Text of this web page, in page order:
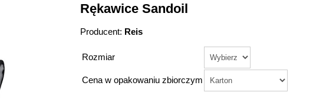
Rękawice Sandoil
Producent: Reis
Rozmiar
Cena w opakowaniu zbiorczym